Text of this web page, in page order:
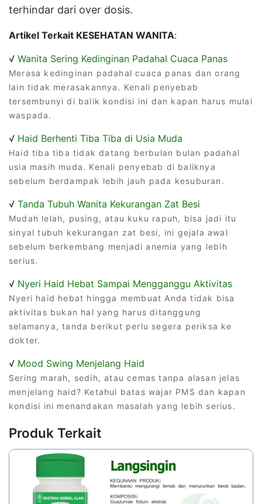
terhindar dari over dosis.
Artikel Terkait KESEHATAN WANITA:
√ Wanita Sering Kedinginan Padahal Cuaca Panas
Merasa kedinginan padahal cuaca panas dan orang
lain tidak merasakannya. Kenali penyebab
tersembunyi di balik kondisi ini dan kapan harus mulai
waspada.
√ Haid Berhenti Tiba Tiba di Usia Muda
Haid tiba tiba tidak datang berbulan bulan padahal
usia masih muda. Kenali penyebab di baliknya
sebelum berdampak lebih jauh pada kesuburan.
√ Tanda Tubuh Wanita Kekurangan Zat Besi
Mudah lelah, pusing, atau kuku rapuh, bisa jadi itu
sinyal tubuh kekurangan zat besi, ini gejala awal
sebelum berkembang menjadi anemia yang lebih
serius.
√ Nyeri Haid Hebat Sampai Mengganggu Aktivitas
Nyeri haid hebat hingga membuat Anda tidak bisa
aktivitas bukan hal yang harus ditanggung
selamanya, tanda berikut perlu segera periksa ke
dokter.
√ Mood Swing Menjelang Haid
Sering marah, sedih, atau cemas tanpa alasan jelas
menjelang haid? Ketahui batas wajar PMS dan kapan
kondisi ini menandakan masalah yang lebih serius.
Produk Terkait